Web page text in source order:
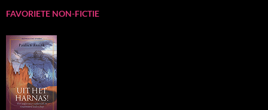
FAVORIETE NON-FICTIE